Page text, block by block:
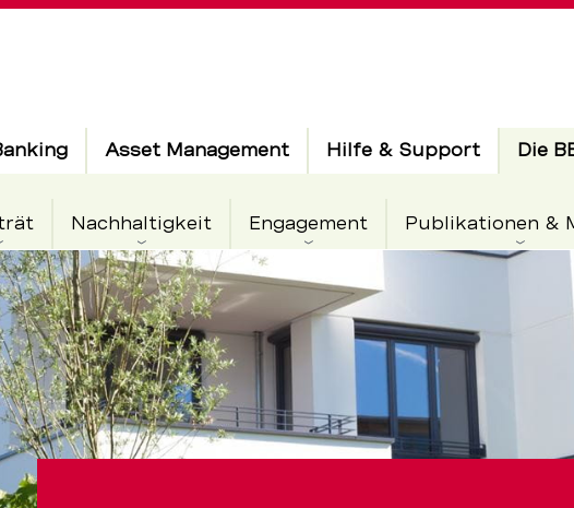
Asset Management Hilfe & Support Die
Nachhaltigkeit Engagement Publikationen &